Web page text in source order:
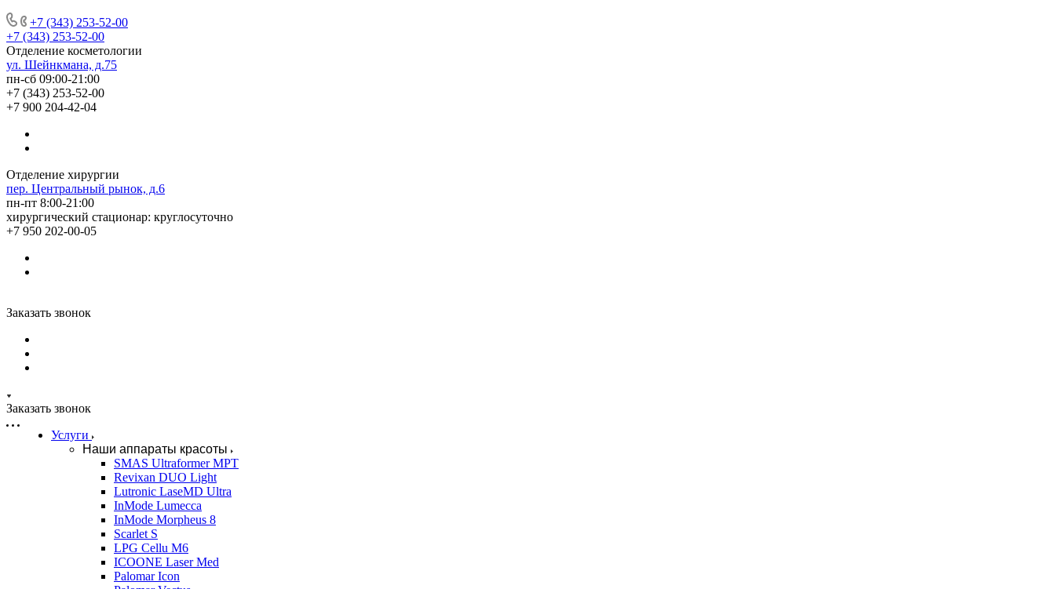
+7 (343) 253-52-00
+7 (343) 253-52-00
Отделение косметологии
ул. Шейнкмана, д.75
пн-сб 09:00-21:00
+7 (343) 253-52-00
+7 900 204-42-04
Отделение хирургии
пер. Центральный рынок, д.6
пн-пт 8:00-21:00
хирургический стационар: круглосуточно
+7 950 202-00-05
Заказать звонок
Заказать звонок
Услуги
Наши аппараты красоты
SMAS Ultraformer MPT
Revixan DUO Light
Lutronic LaseMD Ultra
InMode Lumecca
InMode Morpheus 8
Scarlet S
LPG Cellu M6
ICOONE Laser Med
Palomar Icon